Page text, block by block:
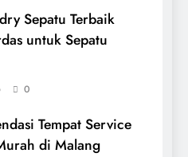
Sepatu Terbaik
untuk Sepatu
0
Tempat Service
di Malang